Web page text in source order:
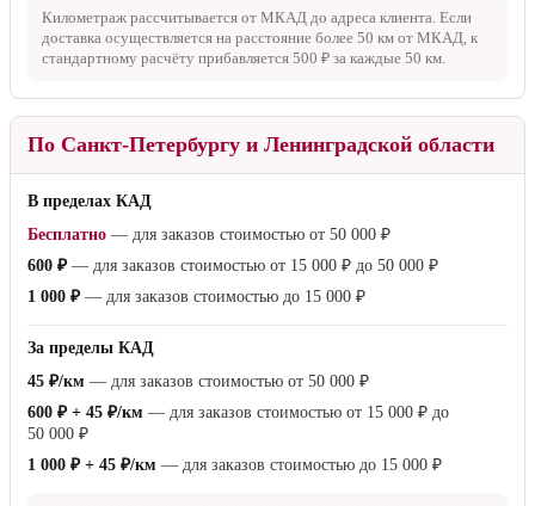
Километраж рассчитывается от МКАД до адреса клиента. Если
доставка осуществляется на расстояние более 50 км от МКАД, к
стандартному расчёту прибавляется 500 ₽ за каждые 50 км.
По Санкт-Петербургу и Ленинградской области
В пределах КАД
Бесплатно — для заказов стоимостью от 50 000 ₽
600 ₽— для заказов стоимостью от 15 000 ₽ до 50 000 ₽
1 000 ₽— для заказов стоимостью до 15 000 ₽
За пределы КАД
45 ₽/км — для заказов стоимостью от 50 000 ₽
600 ₽ + 45 ₽/км — для заказов стоимостью от 15 000 ₽ до
50 000 ₽
1 000 ₽ + 45 ₽/км — для заказов стоимостью до 15 000 ₽